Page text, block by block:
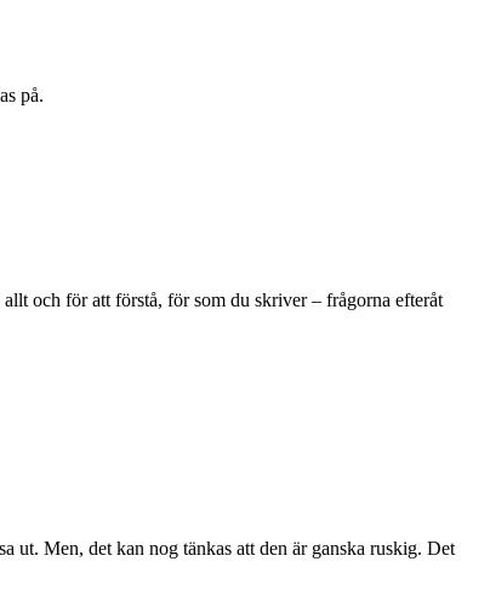
på.
och för att förstå, för som du skriver – frågorna efteråt
ut. Men, det kan nog tänkas att den är ganska ruskig. Det